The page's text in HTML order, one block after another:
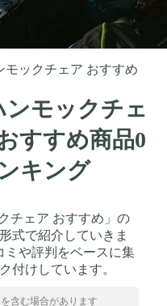
モックチェア おすすめ
ンモックチェ
すすめ商品0
キング
チェア おすすめ」の
式で紹介していきま
ミや評判をベースに集
付けしています。
含む場合があります